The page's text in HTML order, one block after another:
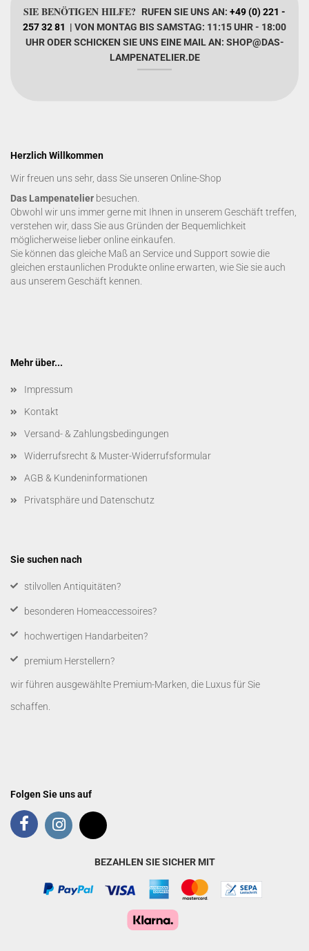
SIE BENÖTIGEN HILFE? RUFEN SIE UNS AN: +49 (0) 221 -
257 32 81 | VON MONTAG BIS SAMSTAG: 11:15 UHR - 18:00
UHR ODER SCHICKEN SIE UNS EINE MAIL AN: SHOP@DAS-
LAMPENATELIER.DE
Herzlich Willkommen
Wir freuen uns sehr, dass Sie unseren Online-Shop
Das Lampenatelier besuchen.
Obwohl wir uns immer gerne mit Ihnen in unserem Geschäft treffen,
verstehen wir, dass Sie aus Gründen der Bequemlichkeit
möglicherweise lieber online einkaufen.
Sie können das gleiche Maß an Service und Support sowie die
gleichen erstaunlichen Produkte online erwarten, wie Sie sie auch
aus unserem Geschäft kennen.
Mehr über...
Impressum
Kontakt
Versand- & Zahlungsbedingungen
Widerrufsrecht & Muster-Widerrufsformular
AGB & Kundeninformationen
Privatsphäre und Datenschutz
Sie suchen nach
​stilvollen Antiquitäten?
besonderen Homeaccessoires?
hochwertigen Handarbeiten?
premium Herstellern?
wir führen ausgewählte Premium-Marken, die Luxus für Sie
schaffen.
Folgen Sie uns auf
BEZAHLEN SIE SICHER MIT